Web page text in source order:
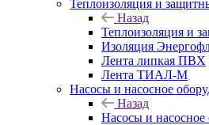
Теплоизоляция и
Назад
Теплоизоляция и
Изоляция
Лента липкая ПВХ
Лента ТИАЛ-М
Насосы и насосное
Назад
Насосы и насосное